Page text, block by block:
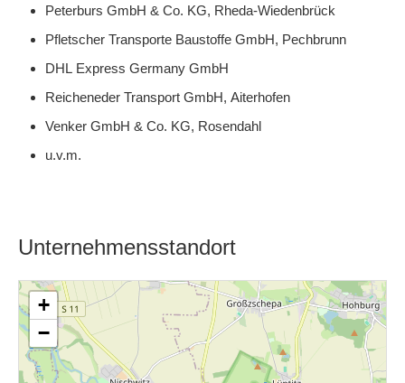
Peterburs GmbH & Co. KG, Rheda-Wiedenbrück
Pfletscher Transporte Baustoffe GmbH, Pechbrunn
DHL Express Germany GmbH
Reicheneder Transport GmbH, Aiterhofen
Venker GmbH & Co. KG, Rosendahl
u.v.m.
Unternehmensstandort
+
−